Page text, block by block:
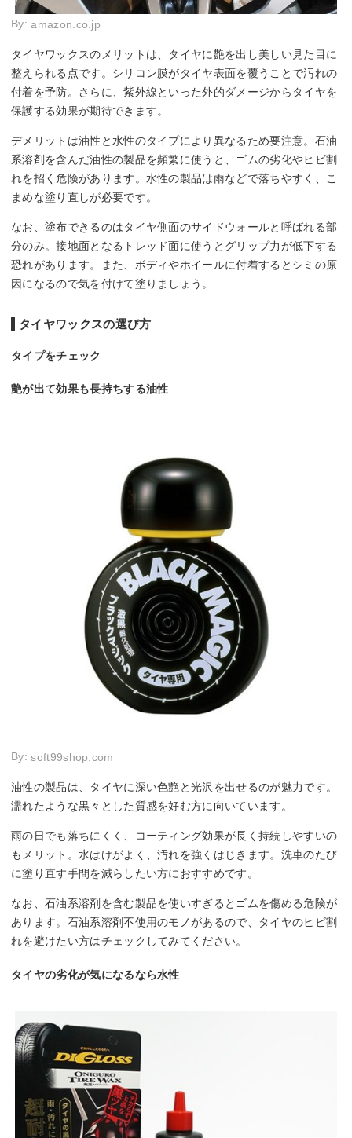
By:amazon.co.jp
タイヤワックスのメリットは、タイヤに艶を出し美しい見た目に
整えられる点です。シリコン膜がタイヤ表面を覆うことで汚れの
付着を予防。さらに、紫外線といった外的ダメージからタイヤを
保護する効果が期待できます。
デメリットは油性と水性のタイプにより異なるため要注意。石油
系溶剤を含んだ油性の製品を頻繁に使うと、ゴムの劣化やヒビ割
れを招く危険があります。水性の製品は雨などで落ちやすく、こ
まめな塗り直しが必要です。
なお、塗布できるのはタイヤ側面のサイドウォールと呼ばれる部
分のみ。接地面となるトレッド面に使うとグリップ力が低下する
恐れがあります。また、ボディやホイールに付着するとシミの原
因になるので気を付けて塗りましょう。
タイヤワックスの選び方
タイプをチェック
艶が出て効果も長持ちする油性
By: soft99shop.com
油性の製品は、タイヤに深い色艶と光沢を出せるのが魅力です。
濡れたような黒々とした質感を好む方に向いています。
雨の日でも落ちにくく、コーティング効果が長く持続しやすいの
もメリット。水はけがよく、汚れを強くはじきます。洗車のたび
に塗り直す手間を減らしたい方におすすめです。
なお、石油系溶剤を含む製品を使いすぎるとゴムを傷める危険が
あります。石油系溶剤不使用のモノがあるので、タイヤのヒビ割
れを避けたい方はチェックしてみてください。
タイヤの劣化が気になるなら水性